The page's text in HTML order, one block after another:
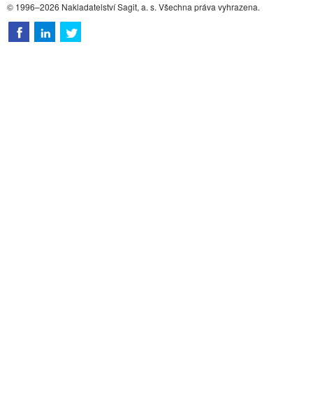
© 1996–2026 Nakladatelství Sagit, a. s. Všechna práva vyhrazena.